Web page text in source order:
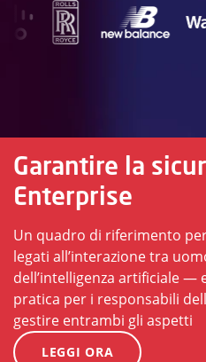
Garantire la
Enterprise
Un quadro di riferimento
legati all’interazione tra
dell’intelligenza artificiale —
pratica per i responsabili
gestire entrambi gli aspetti
LEGGI ORA